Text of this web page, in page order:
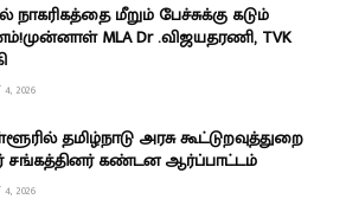
நாகரிகத்தை மீறும் பேச்சுக்கு கடும்
MLA Dr .விஜயதரணி, TVK
2026
தமிழ்நாடு அரசு கூட்டுறவுத்துறை
சங்கத்தினர் கண்டன ஆர்ப்பாட்டம்
2026